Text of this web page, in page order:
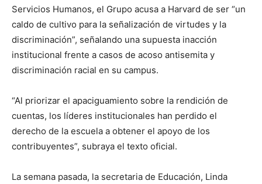
Servicios Humanos, el Grupo acusa a Harvard de ser “un
caldo de cultivo para la señalización de virtudes y la
discriminación”, señalando una supuesta inacción
institucional frente a casos de acoso antisemita y
discriminación racial en su campus.
“Al priorizar el apaciguamiento sobre la rendición de
cuentas, los líderes institucionales han perdido el
derecho de la escuela a obtener el apoyo de los
contribuyentes”, subraya el texto oficial.
La semana pasada, la secretaria de Educación, Linda